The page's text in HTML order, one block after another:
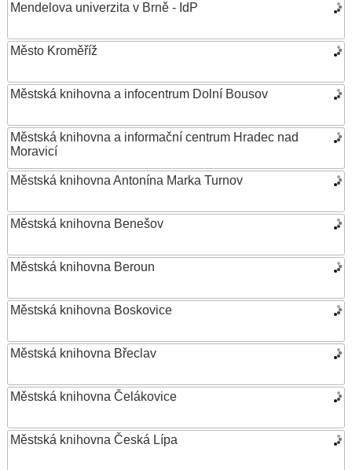
Mendelova univerzita v Brně - IdP
Město Kroměříž
Městská knihovna a infocentrum Dolní Bousov
Městská knihovna a informační centrum Hradec nad
Moravicí
Městská knihovna Antonína Marka Turnov
Městská knihovna Benešov
Městská knihovna Beroun
Městská knihovna Boskovice
Městská knihovna Břeclav
Městská knihovna Čelákovice
Městská knihovna Česká Lípa